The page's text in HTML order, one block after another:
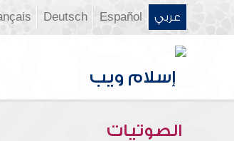
عربي Español
Deutsch
الصوتيات